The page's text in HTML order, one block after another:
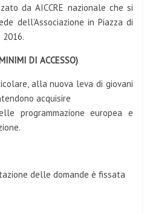
da AICCRE nazionale che si
dell’Associazione in Piazza di
2016.
DI ACCESSO)
alla nuova leva di giovani
acquisire
programmazione europea e
delle domande è fissata